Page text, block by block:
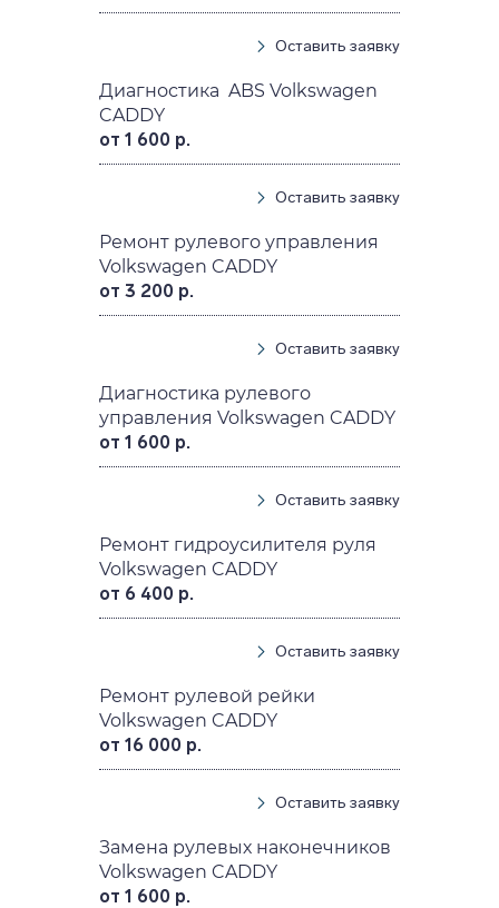
Оставить заявку
Диагностика ABS Volkswagen
CADDY
от 1 600 р.
Оставить заявку
Ремонт рулевого управления
Volkswagen CADDY
от 3 200 р.
Оставить заявку
Диагностика рулевого
управления Volkswagen CADDY
от 1 600 р.
Оставить заявку
Ремонт гидроусилителя руля
Volkswagen CADDY
от 6 400 р.
Оставить заявку
Ремонт рулевой рейки
Volkswagen CADDY
от 16 000 р.
Оставить заявку
Замена рулевых наконечников
Volkswagen CADDY
от 1 600 р.